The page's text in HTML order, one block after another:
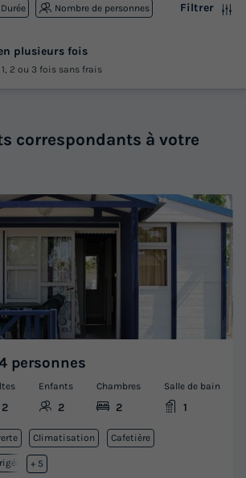
Durée Nombre de personnes Filtrer
plusieurs fois
2 ou 3 fois sans frais
correspondants à votre
personnes
2
Enfants
2
Chambres
2
Salle de bain
1
Climatisation Cafetière
+ 5